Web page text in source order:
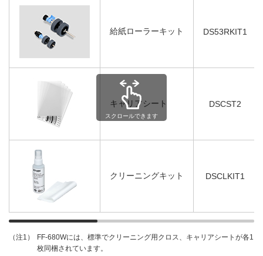
給紙ローラーキット DS53RKIT1
キャリアシート DSCST2
クリーニングキット DSCLKIT1
スクロールできます
（注1）
FF-680Wには、標準でクリーニング用クロス、キャリアシートが各1
枚同梱されています。